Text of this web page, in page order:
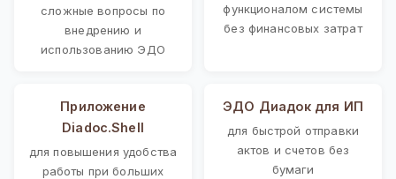
сложные вопросы по
внедрению и
использованию ЭДО
функционалом системы
без финансовых затрат
Приложение
Diadoc.Shell
для повышения удобства
работы при больших
ЭДО Диадок для ИП
для быстрой отправки
актов и счетов без
бумаги